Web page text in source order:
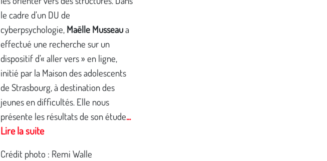
le cadre d’un DU de
cyberpsychologie, Maëlle Musseaua
effectué une recherche sur un
dispositif d’« aller vers » en ligne,
initié par la Maison des adolescents
de Strasbourg, à destination des
jeunes en difficultés. Elle nous
présente les résultats de son étude...
Lire la suite
Crédit photo : Remi Walle